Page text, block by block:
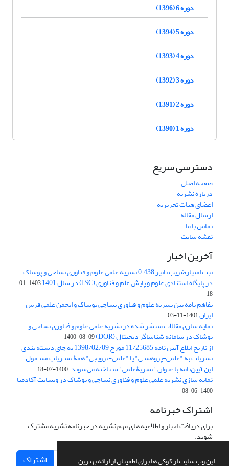
این وب سایت از کوکی ها برای اطمینان از ارائه بهترین
دوره 6 (1396)
دوره 5 (1394)
دوره 4 (1393)
دوره 3 (1392)
دوره 2 (1391)
دوره 1 (1390)
دسترسی سریع
صفحه اصلی
درباره نشریه
اعضای هیات تحریریه
ارسال مقاله
تماس با ما
نقشه سایت
آخرین اخبار
ثبت امتیازضریب تاثیر 0.438 نشریه علمی علوم و فناوری نساجی و پوشاک
در پایگاه استنادی علوم و پایش علم و فناوری (ISC) در سال 1401
1403-01-
18
تفاهم نامه بین نشریه علوم و فناوری نساجی پوشاک و انجمن علمی فرش
ایران1401-11-03
نمایه سازی مقالات منتشر شده در نشریه علمی علوم و فناوری نساجی و
پوشاک در سامانه شناساگر دیجیتال (DOR) 1400-08-09
از تاریخ ابلاغ آیین نامه 11/25685 مورخ 1398/02/09 به جای دسـته بندی
نشریات به "علمی-پژوهشـی" یا "علمی-ترویجی" همۀ نشـریاتِ مشـمول
این آیین‌نامه با عنوان "نشریۀعلمی" شـناخته می‌شوند.1400-07-18
نمایه سازی نشریه علمی علوم و فناوری نساجی و پوشاک در وبسایت آکادمیا
1400-06-08
اشتراک خبرنامه
برای دریافت اخبار و اطلاعیه های مهم نشریه در خبرنامه نشریه مشترک
شوید.
اشتراک